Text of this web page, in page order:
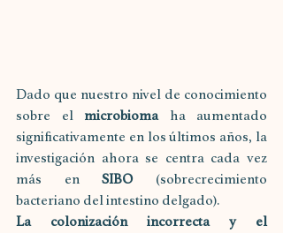
Dado que nuestro nivel de conocimiento
sobre el microbioma ha aumentado
significativamente en los últimos años, la
investigación ahora se centra cada vez
más en SIBO (sobrecrecimiento
bacteriano del intestino delgado).
La colonización incorrecta y el